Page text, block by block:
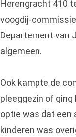
Herengracht 410
voogdij-
Departement van
algemeen.
Ook kampte de
pleeggezin of ging
optie was dat een
kinderen was